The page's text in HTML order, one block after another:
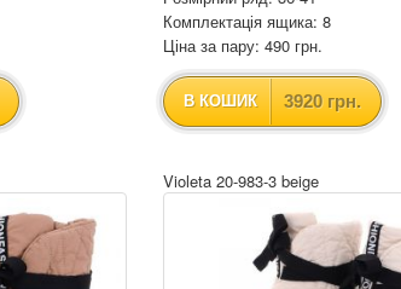
Комплектація ящика: 8
Ціна за пару: 490 грн.
В КОШИК 3920 грн.
Violeta 20-983-3 beige